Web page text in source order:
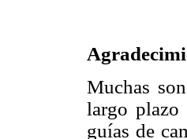
Muchas
largo plazo
guías de